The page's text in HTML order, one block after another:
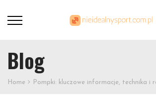
Blog
Home Pompki: kluczowe informacje, technika i